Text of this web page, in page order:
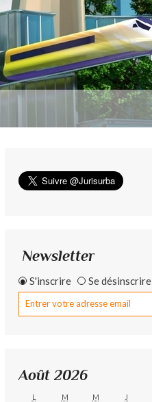
Newsletter
S'inscrire Se désinscrire
Août 2026
L M M J